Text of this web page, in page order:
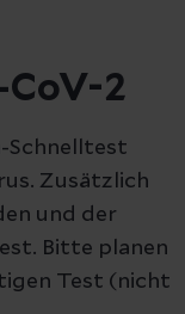
2
Schnelltest
Zusätzlich
und der
Bitte planen
Test (nicht